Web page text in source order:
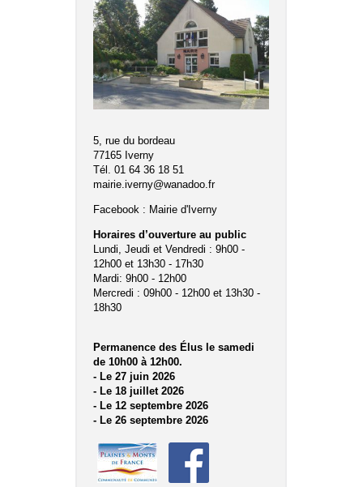
5, rue du bordeau
77165 Iverny
Tél. 01 64 36 18 51
mairie.iverny@wanadoo.fr
Facebook : Mairie d'Iverny
Horaires d’ouverture au public
Lundi, Jeudi et Vendredi : 9h00 -
12h00 et 13h30 - 17h30
Mardi: 9h00 - 12h00
Mercredi : 09h00 - 12h00 et 13h30 -
18h30
Permanence des Élus le samedi
de 10h00 à 12h00.
- Le 27 juin 2026
- Le 18 juillet 2026
- Le 12 septembre 2026
- Le 26 septembre 2026